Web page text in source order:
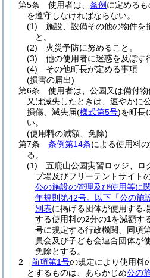
第5条
使用者は、 条例 に定める
を遵守しなければならない。
(1)
施設、設備その他の物件を
と。
(2)
火災予防に努めること。
(3)
他の使用者に迷惑を及ぼす
(4)
その他町長が定める事項
(損害の届出)
第6条
使用者は、公園又は備付物
又は滅失したときは、速やかに
損傷、滅失届(様式第5号)を町長
い。
(使用料の減額、免除)
第7条
条例第14条による使用料
る。
(1)
五鹿山公園実習ロッジ、ロ
プ場及びフリーテントサイト
公の施設の管理及び使用等に
年規則第42号。以下「公の施
別表に掲げる団体が使用する
する使用料の2分の1を減額す
号に規定する行政機関、同項
員会及び子ども会連合団体が
免除とする。
2
前項第1号の規定により使用料
とするものは、あらかじめ公の